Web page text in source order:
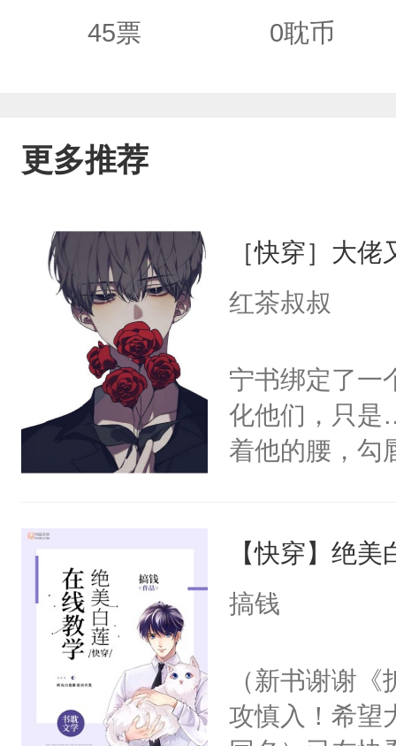
45票 0耽币
更多推荐
［快穿］大
红茶叔叔
宁书绑定了一
化他们，只是
着他的腰，勾
来，给老公
用力——为你
【快穿】绝
搞钱
（新书谢谢
攻慎入！希望